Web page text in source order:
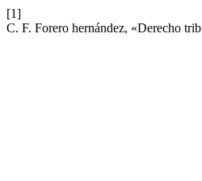
[1]
C. F. Forero hernández, «Derecho